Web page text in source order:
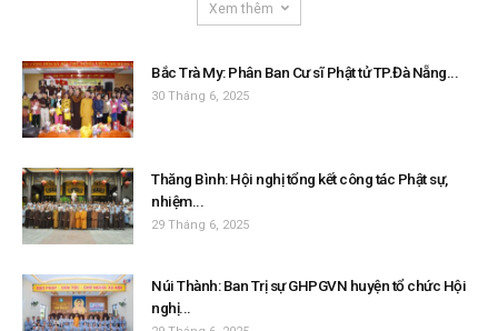
Xem thêm
Bắc Trà My: Phân Ban Cư sĩ Phật tử TP.Đà Nẵng...
30 Tháng 6, 2025
Thăng Bình: Hội nghị tổng kết công tác Phật sự,
nhiệm...
29 Tháng 6, 2025
Núi Thành: Ban Trị sự GHPGVN huyện tổ chức Hội
nghị...